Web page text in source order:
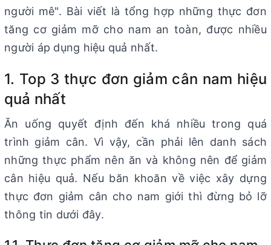
người mê". Bài viết là tổng hợp những thực đơn
tăng cơ giảm mỡ cho nam an toàn, được nhiều
người áp dụng hiệu quả nhất.
1. Top 3 thực đơn giảm cân nam hiệu
quả nhất
Ăn uống quyết định đến khá nhiều trong quá
trình giảm cân. Vì vậy, cần phải lên danh sách
những thực phẩm nên ăn và không nên để giảm
cân hiệu quả. Nếu băn khoăn về việc xây dựng
thực đơn giảm cân cho nam giới thì đừng bỏ lỡ
thông tin dưới đây.